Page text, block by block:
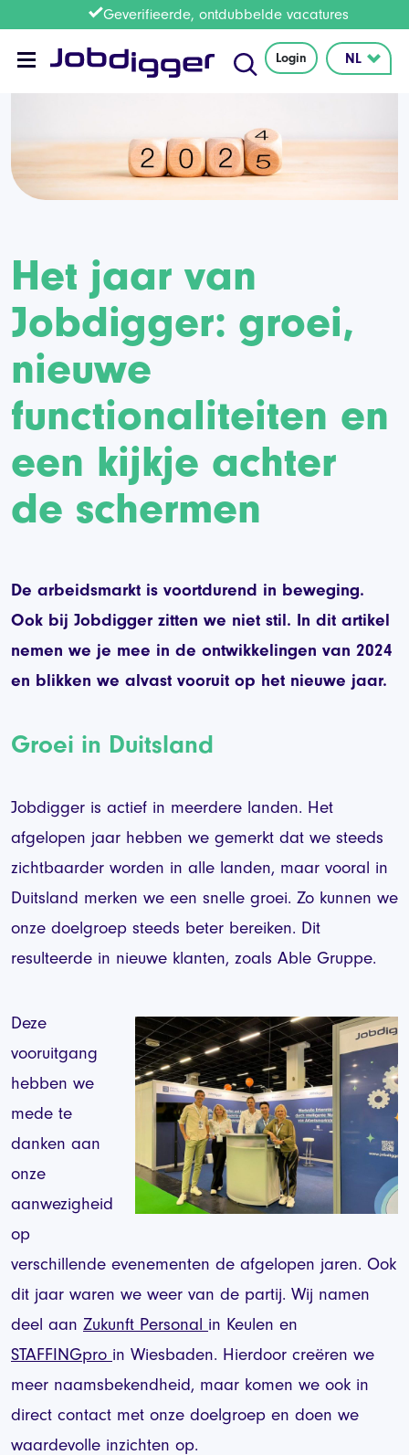
Geverifieerde, ontdubbelde vacatures
Login
Het jaar van
Jobdigger: groei,
nieuwe
functionaliteiten en
een kijkje achter
de schermen
De arbeidsmarkt is voortdurend in beweging.
Ook bij Jobdigger zitten we niet stil. In dit artikel
nemen we je mee in de ontwikkelingen van 2024
en blikken we alvast vooruit op het nieuwe jaar.
Groei in Duitsland
Jobdigger is actief in meerdere landen. Het
afgelopen jaar hebben we gemerkt dat we steeds
zichtbaarder worden in alle landen, maar vooral in
Duitsland merken we een snelle groei. Zo kunnen we
onze doelgroep steeds beter bereiken. Dit
resulteerde in nieuwe klanten, zoals Able Gruppe.
Deze
vooruitgang
hebben we
mede te
danken aan
onze
aanwezigheid
op
verschillende evenementen de afgelopen jaren. Ook
dit jaar waren we weer van de partij. Wij namen
deel aan Zukunft Personal in Keulen en
STAFFINGpro in Wiesbaden. Hierdoor creëren we
meer naamsbekendheid, maar komen we ook in
direct contact met onze doelgroep en doen we
waardevolle inzichten op.